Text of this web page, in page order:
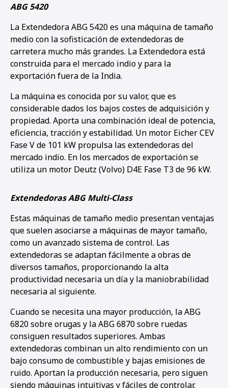
ABG 5420
La Extendedora ABG 5420 es una máquina de tamaño
medio con la sofisticación de extendedoras de
carretera mucho más grandes. La Extendedora está
construida para el mercado indio y para la
exportación fuera de la India.
La máquina es conocida por su valor, que es
considerable dados los bajos costes de adquisición y
propiedad. Aporta una combinación ideal de potencia,
eficiencia, tracción y estabilidad. Un motor Eicher CEV
Fase V de 101 kW propulsa las extendedoras del
mercado indio. En los mercados de exportación se
utiliza un motor Deutz (Volvo) D4E Fase T3 de 96 kW.
Extendedoras ABG Multi-Class
Estas máquinas de tamaño medio presentan ventajas
que suelen asociarse a máquinas de mayor tamaño,
como un avanzado sistema de control. Las
extendedoras se adaptan fácilmente a obras de
diversos tamaños, proporcionando la alta
productividad necesaria un día y la maniobrabilidad
necesaria al siguiente.
Cuando se necesita una mayor producción, la ABG
6820 sobre orugas y la ABG 6870 sobre ruedas
consiguen resultados superiores. Ambas
extendedoras combinan un alto rendimiento con un
bajo consumo de combustible y bajas emisiones de
ruido. Aportan la producción necesaria, pero siguen
siendo máquinas intuitivas y fáciles de controlar.